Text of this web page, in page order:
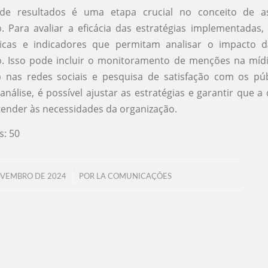
resultados é uma etapa crucial no conceito de
Para avaliar a eficácia das estratégias implementadas,
e indicadores que permitam analisar o impacto
Isso pode incluir o monitoramento de menções na
nas redes sociais e pesquisa de satisfação com os
é possível ajustar as estratégias e garantir que a
às necessidades da organização.
50
DE 2024
/ POR LA COMUNICAÇÕES